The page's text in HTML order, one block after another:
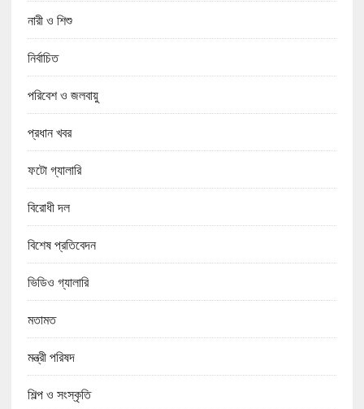
নারী ও শিশু
নির্বাচিত
পরিবেশ ও জলবায়ু
প্রধান খবর
ফটো গ্যালারি
বিরোধী দল
বিশেষ প্রতিবেদন
ভিডিও গ্যালারি
মতামত
মন্ত্রী পরিষদ
শিল্প ও সংস্কৃতি